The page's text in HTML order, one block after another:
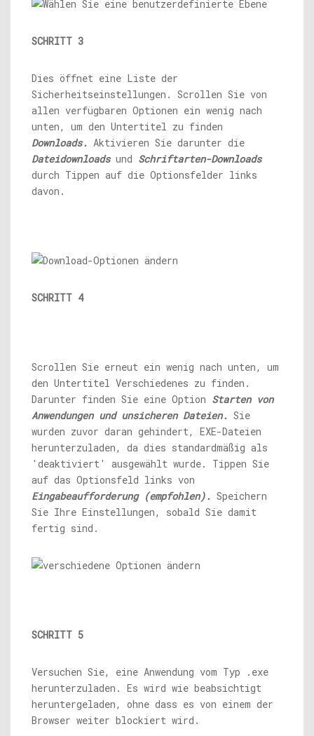
SCHRITT 3
Dies öffnet eine Liste der
Sicherheitseinstellungen. Scrollen Sie von
allen verfügbaren Optionen ein wenig nach
unten, um den Untertitel zu finden
Downloads. Aktivieren Sie darunter die
Dateidownloads und Schriftarten-Downloads
durch Tippen auf die Optionsfelder links
davon.
SCHRITT 4
Scrollen Sie erneut ein wenig nach unten, um
den Untertitel Verschiedenes zu finden.
Darunter finden Sie eine Option Starten von
Anwendungen und unsicheren Dateien. Sie
wurden zuvor daran gehindert, EXE-Dateien
herunterzuladen, da dies standardmäßig als
'deaktiviert' ausgewählt wurde. Tippen Sie
auf das Optionsfeld links von
Eingabeaufforderung (empfohlen). Speichern
Sie Ihre Einstellungen, sobald Sie damit
fertig sind.
SCHRITT 5
Versuchen Sie, eine Anwendung vom Typ .exe
herunterzuladen. Es wird wie beabsichtigt
heruntergeladen, ohne dass es von einem der
Browser weiter blockiert wird.